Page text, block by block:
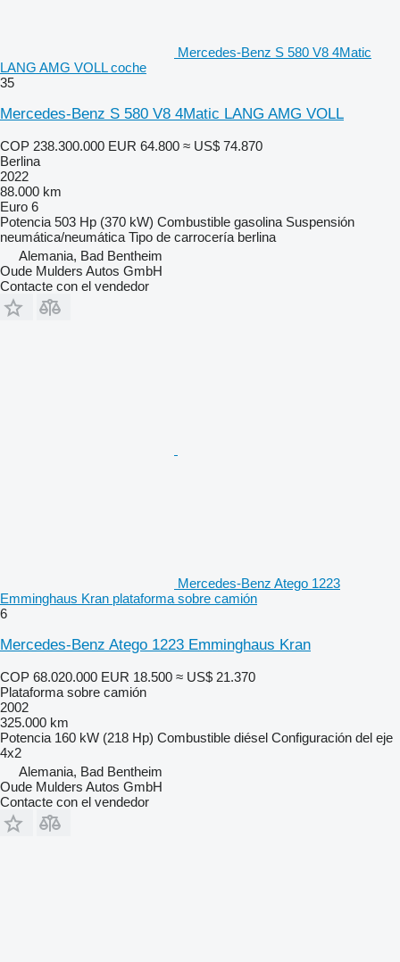
Mercedes-Benz S 580 V8 4Matic
LANG AMG VOLL coche
35
Mercedes-Benz S 580 V8 4Matic LANG AMG VOLL
COP 238.300.000 EUR 64.800 ≈ US$ 74.870
Berlina
2022
88.000 km
Euro 6
Potencia 503 Hp (370 kW) Combustible gasolina Suspensión
neumática/neumática Tipo de carrocería berlina
Alemania, Bad Bentheim
Oude Mulders Autos GmbH
Contacte con el vendedor
Mercedes-Benz Atego 1223
Emminghaus Kran plataforma sobre camión
6
Mercedes-Benz Atego 1223 Emminghaus Kran
COP 68.020.000 EUR 18.500 ≈ US$ 21.370
Plataforma sobre camión
2002
325.000 km
Potencia 160 kW (218 Hp) Combustible diésel Configuración del eje
4x2
Alemania, Bad Bentheim
Oude Mulders Autos GmbH
Contacte con el vendedor